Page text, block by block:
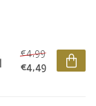
€4,99
€4,49